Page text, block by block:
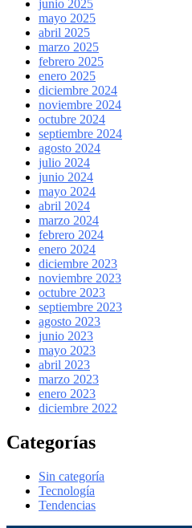
junio 2025
mayo 2025
abril 2025
marzo 2025
febrero 2025
enero 2025
diciembre 2024
noviembre 2024
octubre 2024
septiembre 2024
agosto 2024
julio 2024
junio 2024
mayo 2024
abril 2024
marzo 2024
febrero 2024
enero 2024
diciembre 2023
noviembre 2023
octubre 2023
septiembre 2023
agosto 2023
junio 2023
mayo 2023
abril 2023
marzo 2023
enero 2023
diciembre 2022
Categorías
Sin categoría
Tecnología
Tendencias